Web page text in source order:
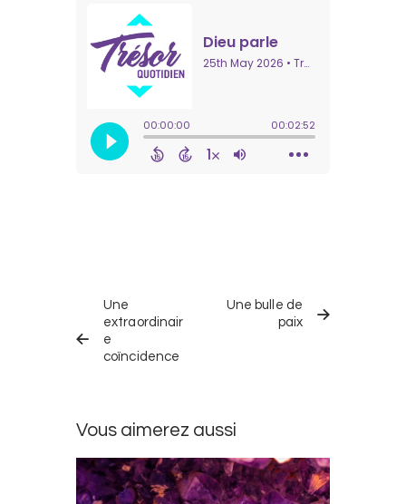
dans
les
trésors
QUOTIDIEN
PRÉCÉDENT
Une
extraordinair
e
coïncidence
QUOTIDIEN
SUIVANT
Une bulle de
paix
Vous aimerez aussi